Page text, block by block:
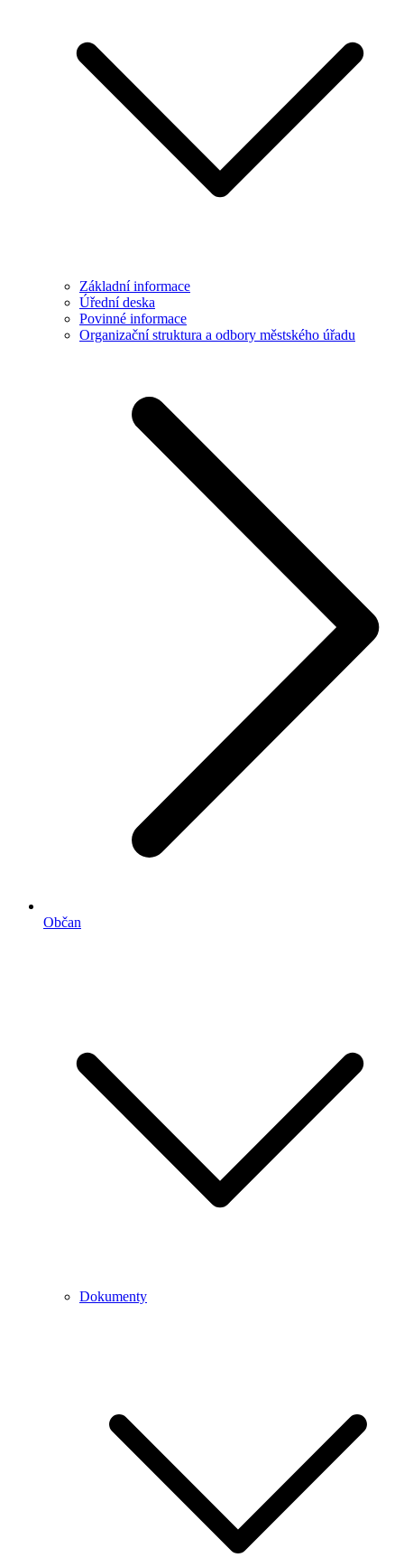
Základní informace
Úřední deska
Povinné informace
Organizační struktura a odbory městského úřadu
Občan
Dokumenty